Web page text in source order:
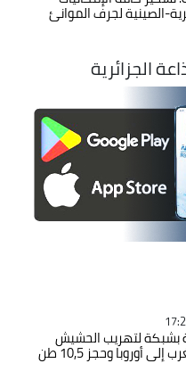
الصينية لجرف الموانئ
الجزائرية
بشبكة لتهريب الحشيش
أوروبا وحجز 10,5 طن